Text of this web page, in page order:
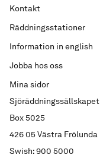
Sjöräddningssällskapet
Box 5025
426 05 Västra Frölunda
Swish: 900 5000
Kontakt
Räddningsstationer
Information in english
Jobba hos oss
Mina sidor